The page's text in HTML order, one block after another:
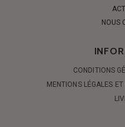
NOUS
CONDITIONS
MENTIONS LÉGALES